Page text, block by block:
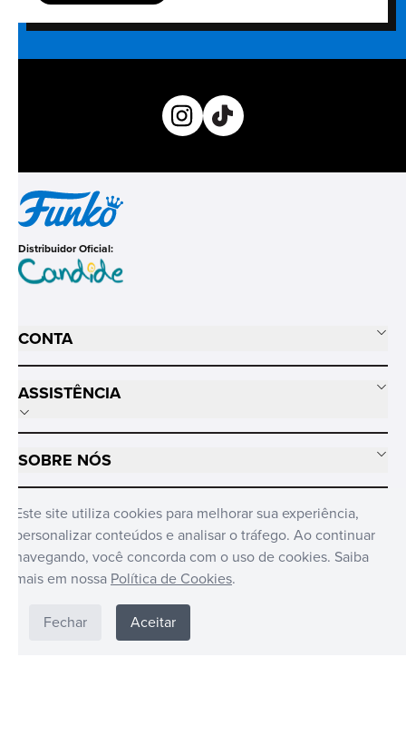
Este site utiliza cookies para melhorar sua experiência,
personalizar conteúdos e analisar o tráfego. Ao continuar
navegando, você concorda com o uso de cookies. Saiba
mais em nossa Política de Cookies.
Fechar Aceitar
Distribuidor Oficial:
CONTA
ASSISTÊNCIA
SOBRE NÓS
MÍDIAS SOCIAIS